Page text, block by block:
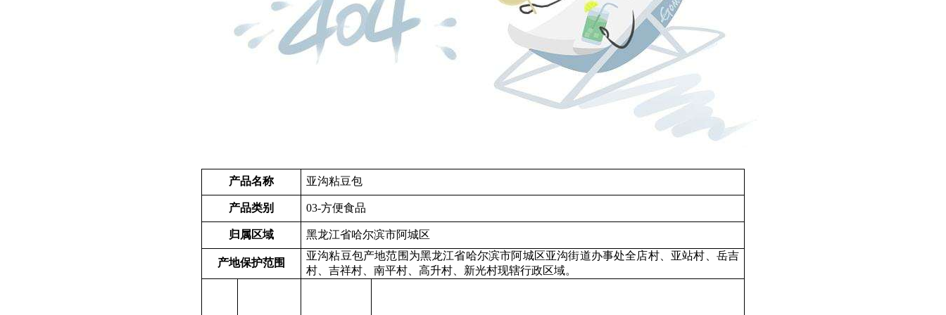
产品名称 亚沟粘豆包
产品类别 03-方便食品
归属区域 黑龙江省哈尔滨市阿城区
产地保护范围
亚沟粘豆包产地范围为黑龙江省哈尔滨市阿城区亚沟街道办事处全店村、亚站村、岳吉
村、吉祥村、南平村、高升村、新光村现辖行政区域。